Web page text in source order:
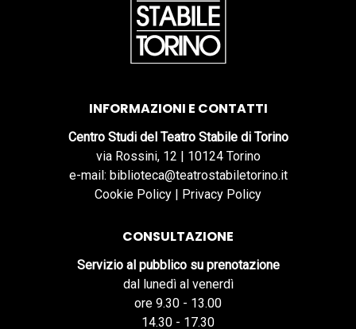
INFORMAZIONI E CONTATTI
Centro Studi del Teatro Stabile di Torino
via Rossini, 12 | 10124 Torino
e-mail: biblioteca@teatrostabiletorino.it
Cookie Policy | Privacy Policy
CONSULTAZIONE
Servizio al pubblico su prenotazione
dal lunedì al venerdì
ore 9.30 - 13.00
14.30 - 17.30